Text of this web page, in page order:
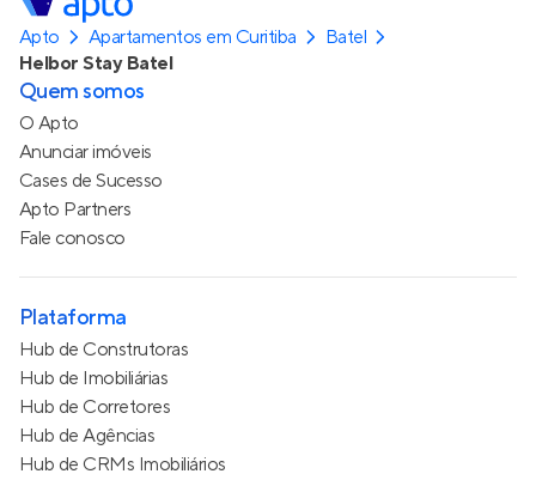
Apto Apartamentos em Curitiba
Batel
Helbor Stay Batel
Quem somos
O Apto
Anunciar imóveis
Cases de Sucesso
Apto Partners
Fale conosco
Plataforma
Hub de Construtoras
Hub de Imobiliárias
Hub de Corretores
Hub de Agências
Hub de CRMs Imobiliários